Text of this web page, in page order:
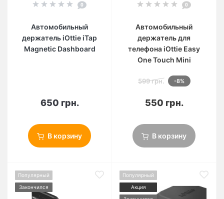
0
Автомобильный
держатель iOttie iTap
Magnetic Dashboard
650 грн.
В корзину
0
Автомобильный
держатель для
телефона iOttie Easy
One Touch Mini
599 грн. -8%
550 грн.
В корзину
Популярный
Закончился
Популярный
Акция